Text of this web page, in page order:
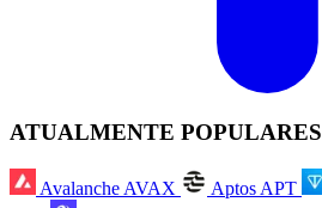
ATUALMENTE POPULARES
Avalanche AVAX Aptos APT